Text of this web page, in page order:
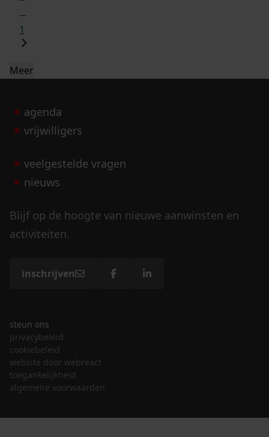
...
1
Meer
agenda
vrijwilligers
veelgestelde vragen
nieuws
Blijf op de hoogte van nieuwe aanwinsten en
activiteiten.
inschrijven
steun ons
privacybeleid
cookiebeleid
website door webreact
toegankelijkheid
algemene voorwaarden